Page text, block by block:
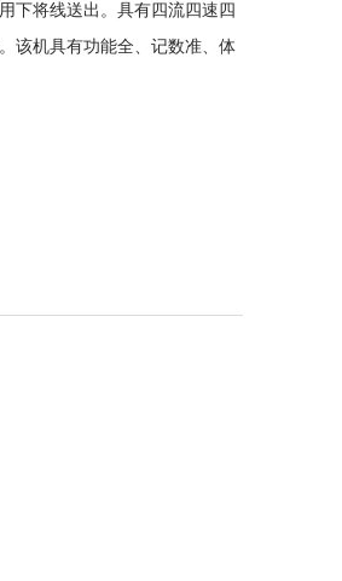
下将线送出。具有四流四速四
该机具有功能全、记数准、体